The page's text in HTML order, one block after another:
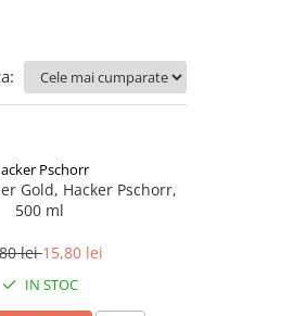
Pschorr
Gold, Hacker Pschorr,
500 ml
lei15,80 lei
IN STOC